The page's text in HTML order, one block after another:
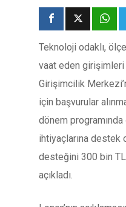
Teknoloji odaklı,
vaat eden
Girişimcilik
için başvurular
dönem
ihtiyaçlarına destek
desteğini 300 bin
açıkladı.